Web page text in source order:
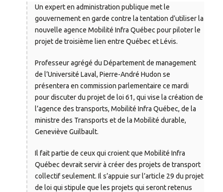
Un expert en administration publique met le
gouvernement en garde contre la tentation d’utiliser la
nouvelle agence Mobilité Infra Québec pour piloter le
projet de troisième lien entre Québec et Lévis.
Professeur agrégé du Département de management
de l’Université Laval, Pierre-André Hudon se
présentera en commission parlementaire ce mardi
pour discuter du projet de loi 61, qui vise la création de
l’agence des transports, Mobilité Infra Québec, de la
ministre des Transports et de la Mobilité durable,
Geneviève Guilbault.
Il fait partie de ceux qui croient que Mobilité Infra
Québec devrait servir à créer des projets de transport
collectif seulement. Il s’appuie sur l’article 29 du projet
de loi qui stipule que les projets qui seront retenus